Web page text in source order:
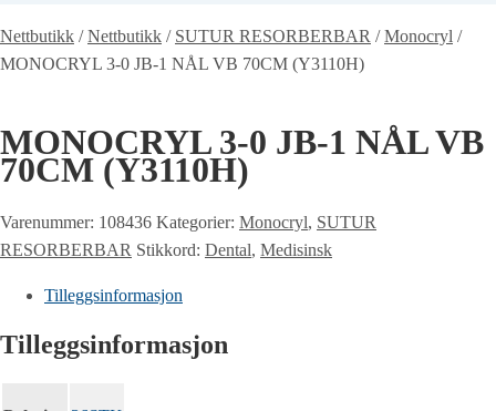
Nettbutikk /Nettbutikk / SUTUR RESORBERBAR /Monocryl /
MONOCRYL 3-0 JB-1 NÅL VB 70CM (Y3110H)
MONOCRYL 3-0 JB-1 NÅL VB
70CM (Y3110H)
Varenummer: 108436 Kategorier: Monocryl, SUTUR
RESORBERBAR Stikkord: Dental, Medisinsk
Tilleggsinformasjon
Tilleggsinformasjon